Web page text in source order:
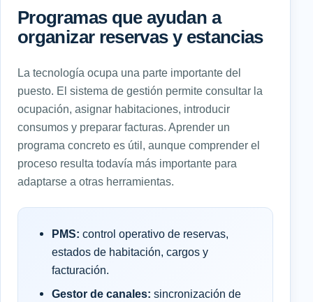
Programas que ayudan a
organizar reservas y estancias
La tecnología ocupa una parte importante del
puesto. El sistema de gestión permite consultar la
ocupación, asignar habitaciones, introducir
consumos y preparar facturas. Aprender un
programa concreto es útil, aunque comprender el
proceso resulta todavía más importante para
adaptarse a otras herramientas.
PMS: control operativo de reservas,
estados de habitación, cargos y
facturación.
Gestor de canales: sincronización de